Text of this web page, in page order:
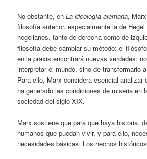
No obstante, enLa ideología alemana,
filosofía anterior, especialmente la de
hegelianos, tanto de derecha como de
filosofía debe cambiar su método: el
en la praxis encontrará nuevas verdades;
interpretar el mundo, sino de transformarlo
Para ello, Marx considera esencial analizar
ha generado las condiciones de miseria en
sociedad del siglo XIX.
Marx sostiene que para que haya historia,
humanos que puedan vivir, y para ello,
necesidades básicas. Los hechos